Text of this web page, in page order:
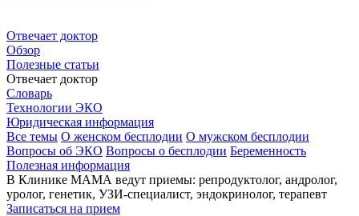
Отвечает доктор
Обзор
Полезные статьи
Отвечает доктор
Словарь
Технологии ЭКО
Юридическая информация
Все темы О женском бесплодии О мужском бесплодии
Вопросы об ЭКО Вопросы о бесплодии Беременность
Полезная информация
В Клинике МАМА ведут приемы: репродуктолог, андролог,
уролог, генетик, УЗИ-специалист, эндокринолог, терапевт
Записаться на прием